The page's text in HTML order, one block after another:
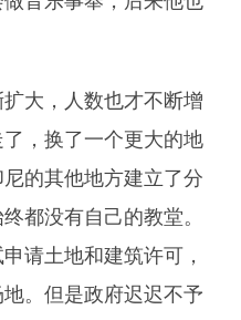
大，人数也才不断增
，换了一个更大的地
的其他地方建立了分
都没有自己的教堂。
请土地和建筑许可，
。但是政府迟迟不予